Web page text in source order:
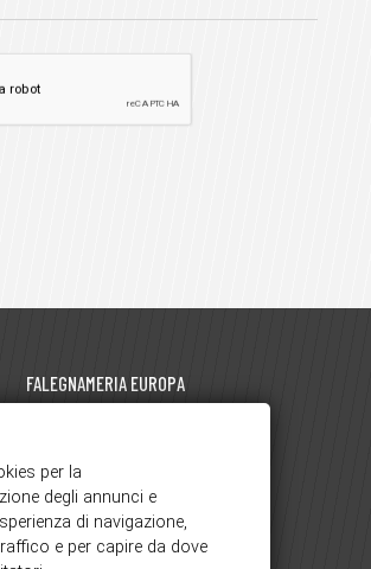
FALEGNAMERIA EUROPA
61 - 21050 Gorla Maggiore (VA)
0331.617695-351.6248425
info@falegnameriaeuropa.it